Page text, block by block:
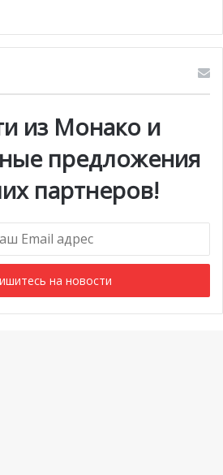
из Монако и
предложения
партнеров!